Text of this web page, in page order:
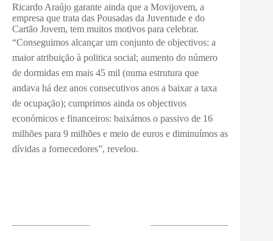
Ricardo Araújo garante ainda que a Movijovem, a
empresa que trata das Pousadas da Juventude e do
Cartão Jovem, tem muitos motivos para celebrar.
“Conseguimos alcançar um conjunto de objectivos: a
maior atribuição à politica social; aumento do número
de dormidas em mais 45 mil (numa estrutura que
andava há dez anos consecutivos anos a baixar a taxa
de ocupação); cumprimos ainda os objectivos
económicos e financeiros: baixámos o passivo de 16
milhões para 9 milhões e meio de euros e diminuímos as
dívidas a fornecedores”, revelou.